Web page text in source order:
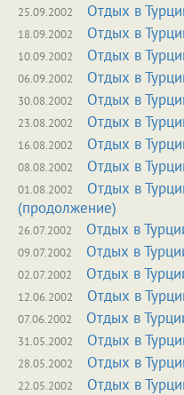
25.09.2002 Отдых в
18.09.2002 Отдых в
10.09.2002 Отдых в
06.09.2002 Отдых в
30.08.2002 Отдых в
23.08.2002 Отдых в
16.08.2002 Отдых в
08.08.2002 Отдых в
01.08.2002
Отдых в
(продолжение)
26.07.2002 Отдых в
09.07.2002 Отдых в
02.07.2002 Отдых в
12.06.2002 Отдых в
07.06.2002 Отдых в
31.05.2002 Отдых в
28.05.2002 Отдых в
22.05.2002 Отдых в